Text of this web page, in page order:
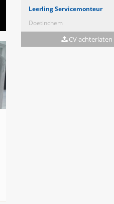
Leerling Servicemonteur
Doetinchem
CV achterlaten